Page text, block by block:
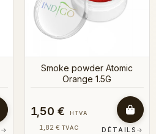
→
Smoke powder Atomic
Orange 1.5G
1,50 € HTVA
1,82 € TVAC DÉTAILS →